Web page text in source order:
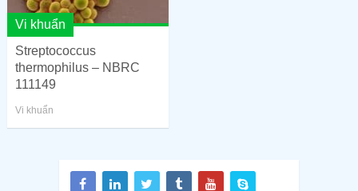
Vi khuẩn
Streptococcus
thermophilus – NBRC
111149
Vi khuẩn